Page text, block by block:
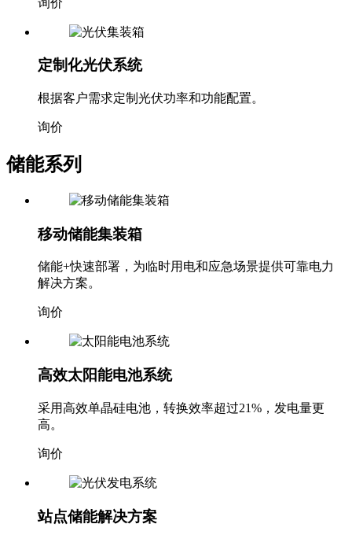
定制化光伏系统
根据客户需求定制光伏功率和功能配置。
询价
储能系列
移动储能集装箱
储能+快速部署，为临时用电和应急场景提供可靠电力
解决方案。
询价
高效太阳能电池系统
采用高效单晶硅电池，转换效率超过21%，发电量更
高。
询价
站点储能解决方案